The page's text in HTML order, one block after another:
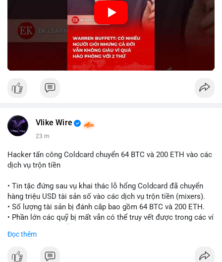
🎥 Xem video trực tiếp tại:
Nguồn: KIEN THUC KINH TE
Vlike Wire
23 m
Hacker tấn công Coldcard chuyển 64 BTC và 200 ETH vào các
dịch vụ trộn tiền
• Tin tặc đứng sau vụ khai thác lỗ hổng Coldcard đã chuyển
hàng triệu USD tài sản số vào các dịch vụ trộn tiền (mixers).
• Số lượng tài sản bị đánh cắp bao gồm 64 BTC và 200 ETH.
• Phần lớn các quỹ bị mất vẫn có thể truy vết được trong các ví
#cryptonews
Đọc thêm